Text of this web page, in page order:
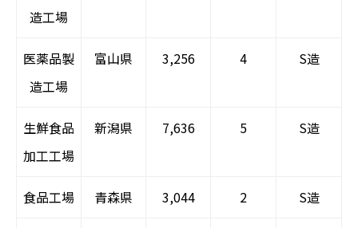
造工場
医薬品製
造工場
富山県 3,256 4 S造
生鮮食品
加工工場
新潟県 7,636 5 S造
食品工場 青森県 3,044 2 S造